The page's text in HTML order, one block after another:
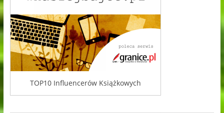
TOP10 Influencerów Książkowych